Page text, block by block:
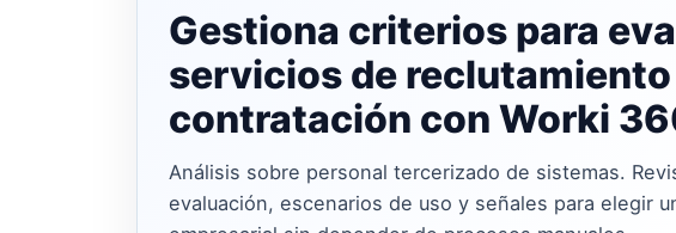
Gestiona criterios para
servicios de
contratación con Worki
Análisis sobre personal tercerizado de sistemas.
evaluación, escenarios de uso y señales para elegir